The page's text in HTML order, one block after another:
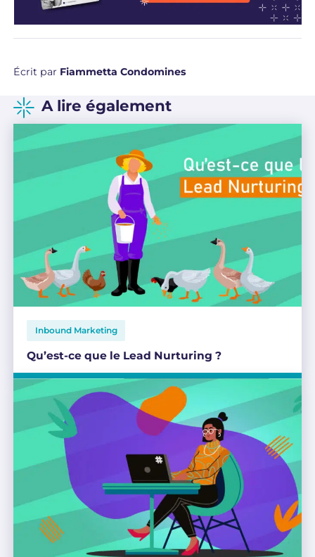
Écrit par Fiammetta Condomines
A lire également
Inbound Marketing
Qu’est-ce que le Lead Nurturing ?